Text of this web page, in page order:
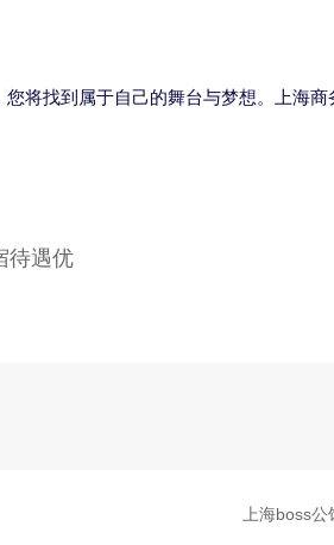
将找到属于自己的舞台与梦想。上海
待遇优
上海boss公